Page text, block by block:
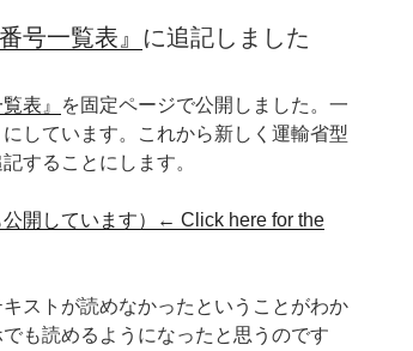
号一覧表』 に追記しました
表』
を固定ページで公開しました。一
しています。これから新しく運輸省型
することにします。
公開しています）← Click here for the
ストが読めなかったということがわか
も読めるようになったと思うのです